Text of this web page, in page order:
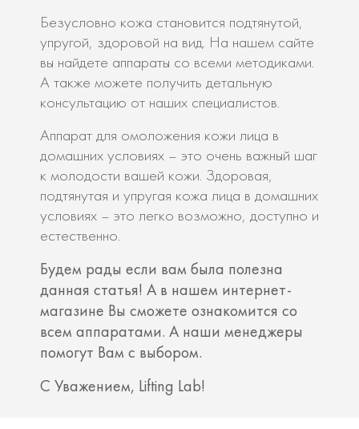
Безусловно кожа становится подтянутой,
упругой, здоровой на вид. На нашем сайте
вы найдете аппараты со всеми методиками.
А также можете получить детальную
консультацию от наших специалистов.
Аппарат для омоложения кожи лица в
домашних условиях – это очень важный шаг
к молодости вашей кожи. Здоровая,
подтянутая и упругая кожа лица в домашних
условиях – это легко возможно, доступно и
естественно.
Будем рады если вам была полезна
данная статья! А в нашем интернет-
магазине Вы сможете ознакомится со
всем аппаратами. А наши менеджеры
помогут Вам с выбором.
С Уважением, Lifting Lab!